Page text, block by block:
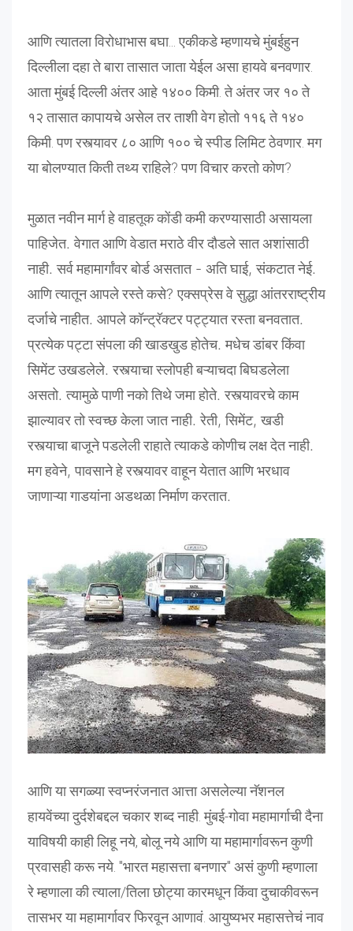
आणि त्यातला विरोधाभास बघा... एकीकडे म्हणायचे मुंबईहुन
दिल्लीला दहा ते बारा तासात जाता येईल असा हायवे बनवणार.
आता मुंबई दिल्ली अंतर आहे १४०० किमी. ते अंतर जर १० ते
१२ तासात कापायचे असेल तर ताशी वेग होतो ११६ ते १४०
किमी. पण रस्त्यावर ८० आणि १०० चे स्पीड लिमिट ठेवणार. मग
या बोलण्यात किती तथ्य राहिले? पण विचार करतो कोण?
मुळातनवीनमार्गहेवाहतूककोंडीकमीकरण्यासाठीअसायला
पाहिजेत.वेगातआणिवेडातमराठेवीरदौडलेसातअशांसाठी
नाही.सर्वमहामार्गांवरबोर्डअसतात- अतिघाई,संकटातनेई.
आणित्यातूनआपलेरस्तेकसे?एक्सप्रेसवेसुद्धाआंतरराष्ट्रीय
दर्जाचेनाहीत. आपलेकॉन्ट्रॅक्टरपट्ट्यातरस्ताबनवतात.
प्रत्येकपट्टासंपलाकीखाडखुडहोतेच.मधेचडांबरकिंवा
सिमेंटउखडलेले.रस्त्याचास्लोपहीबऱ्याचदाबिघडलेला
असतो.त्यामुळेपाणीनकोतिथेजमाहोते.रस्त्यावरचेकाम
झाल्यावरतोस्वच्छकेलाजातनाही.रेती,सिमेंट,खडी
रस्त्याचाबाजूनेपडलेलीराहातेत्याकडेकोणीचलक्षदेतनाही.
मगहवेने,पावसानेहेरस्त्यावरवाहूनयेतातआणिभरधाव
जाणाऱ्यागाडयांनाअडथळानिर्माणकरतात.
आणि या सगळ्या स्वप्नरंजनात आत्ता असलेल्या नॅशनल
हायवेंच्या दुर्दशेबद्दल चकार शब्द नाही. मुंबई-गोवा महामार्गाची दैना
याविषयी काही लिहू नये, बोलू नये आणि या महामार्गावरून कुणी
प्रवासही करू नये. "भारत महासत्ता बनणार" असं कुणी म्हणाला
रे म्हणाला की त्याला/तिला छोट्या कारमधून किंवा दुचाकीवरून
तासभर या महामार्गावर फिरवून आणावं. आयुष्यभर महासत्तेचं नाव